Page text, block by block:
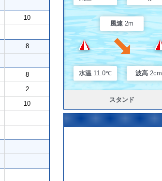
10
8
8
2
10
風速 2m
水温 11.0℃ 波高 2cm
スタンド